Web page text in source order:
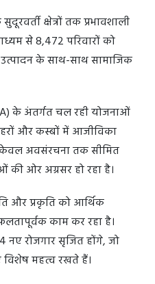
क्षेत्रों तक प्रभावशाली
से 8,472 परिवारों को
उत्पादन के साथ-साथ सामाजिक
के अंतर्गत चल रही योजनाओं
और कस्बों में आजीविका
अवसंरचना तक सीमित
की ओर अग्रसर हो रहा है।
और प्रकृति को आर्थिक
काम कर रहा है।
नए रोजगार सृजित होंगे, जो
विशेष महत्व रखते हैं।